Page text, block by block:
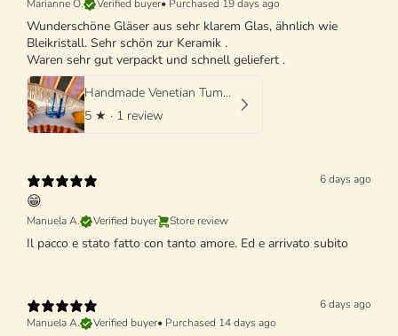
Marianne O.
Verified buyer• Purchased 19 days ago
Wunderschöne Gläser aus sehr klarem Glas, ähnlich wie
Bleikristall. Sehr schön zur Keramik .
Waren sehr gut verpackt und schnell geliefert .
Handmade Venetian Tumbler Glass | Italian Mouth-Blown Glass
5 ★ · 1 review
6 days ago
😁
Manuela A. Verified buyer Store review
Il pacco e stato fatto con tanto amore. Ed e arrivato subito
6 days ago
Manuela A.
Verified buyer• Purchased 14 days ago